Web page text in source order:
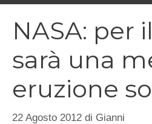
NASA: per
sarà una
eruzione
22 Agosto 2012 di Gianni